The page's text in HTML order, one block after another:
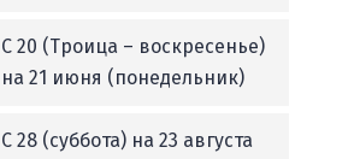
С 20 (Троица – воскресенье)
на 21 июня (понедельник)
С 28 (суббота) на 23 августа